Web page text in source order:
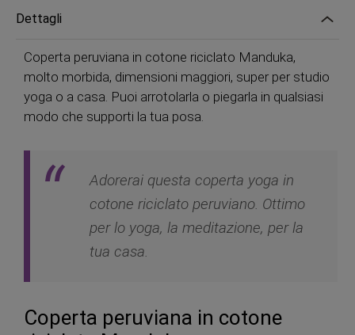
Dettagli
Coperta peruviana in cotone riciclato Manduka,
molto morbida, dimensioni maggiori, super per studio
yoga o a casa. Puoi arrotolarla o piegarla in qualsiasi
modo che supporti la tua posa.
Adorerai questa coperta yoga in
cotone riciclato peruviano. Ottimo
per lo yoga, la meditazione, per la
tua casa.
Coperta peruviana in cotone